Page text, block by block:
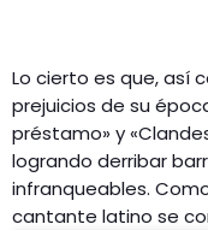
Lo cierto es que, así
prejuicios de su
préstamo» y
logrando derribar
infranqueables.
cantante latino se